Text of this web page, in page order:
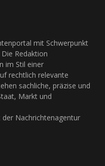
mit Schwerpunkt
Redaktion
im Stil einer
rechtlich relevante
sachliche, präzise und
Markt und
Nachrichtenagentur